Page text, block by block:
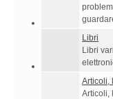
Libri
Libri
Articoli,
Articoli,